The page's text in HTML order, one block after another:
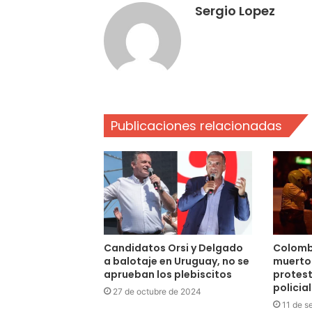
Sergio Lopez
Publicaciones relacionadas
Candidatos Orsi y Delgado
a balotaje en Uruguay, no se
aprueban los plebiscitos
27 de octubre de 2024
policial
11 de